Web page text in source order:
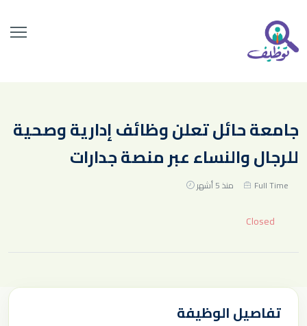
جامعة حائل تعلن وظائف إدارية وصحية
للرجال والنساء عبر منصة جدارات
Full Time منذ 5 أشهر
Closed
تفاصيل الوظيفة